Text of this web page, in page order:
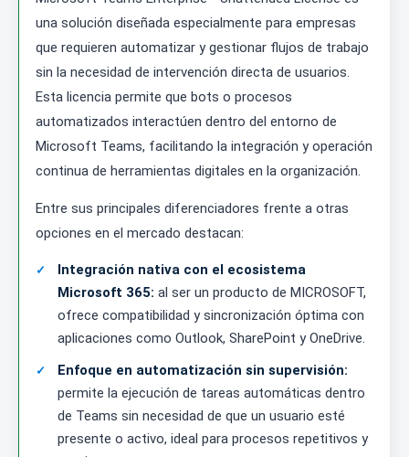
una solución diseñada especialmente para empresas
que requieren automatizar y gestionar flujos de trabajo
sin la necesidad de intervención directa de usuarios.
Esta licencia permite que bots o procesos
automatizados interactúen dentro del entorno de
Microsoft Teams, facilitando la integración y operación
continua de herramientas digitales en la organización.
Entre sus principales diferenciadores frente a otras
opciones en el mercado destacan:
Integración nativa con el ecosistema
Microsoft 365: al ser un producto de MICROSOFT,
ofrece compatibilidad y sincronización óptima con
aplicaciones como Outlook, SharePoint y OneDrive.
Enfoque en automatización sin supervisión:
permite la ejecución de tareas automáticas dentro
de Teams sin necesidad de que un usuario esté
presente o activo, ideal para procesos repetitivos y